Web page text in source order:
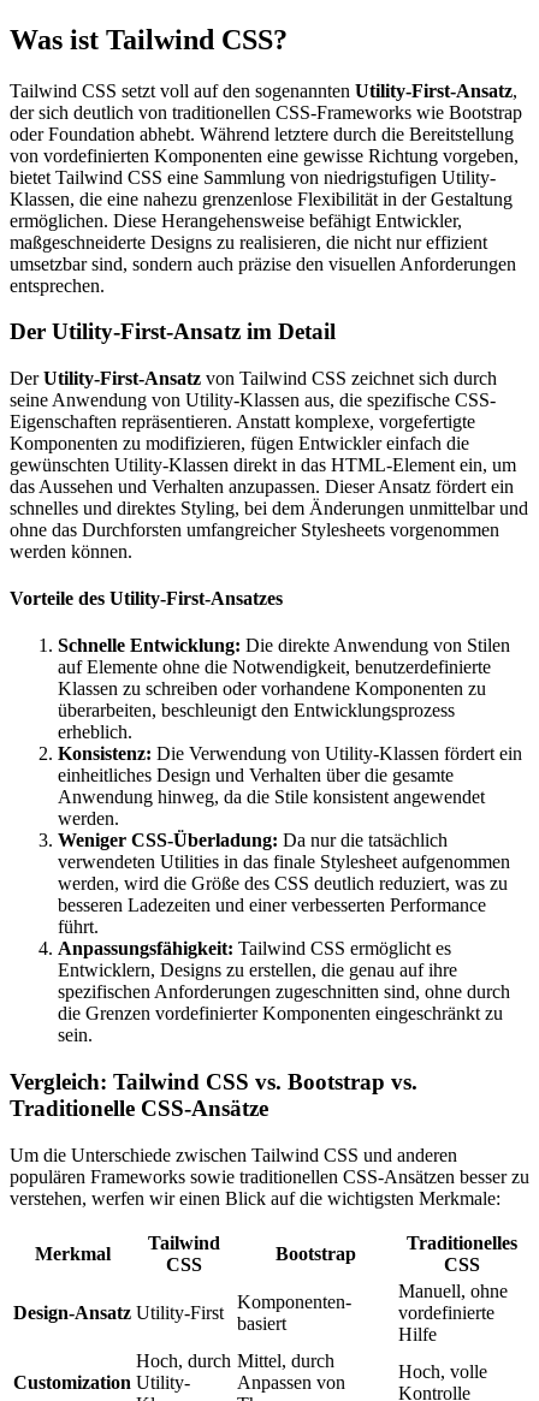
Was ist Tailwind CSS?
Tailwind CSS setzt voll auf den sogenannten Utility-First-Ansatz,
der sich deutlich von traditionellen CSS-Frameworks wie Bootstrap
oder Foundation abhebt. Während letztere durch die Bereitstellung
von vordefinierten Komponenten eine gewisse Richtung vorgeben,
bietet Tailwind CSS eine Sammlung von niedrigstufigen Utility-
Klassen, die eine nahezu grenzenlose Flexibilität in der Gestaltung
ermöglichen. Diese Herangehensweise befähigt Entwickler,
maßgeschneiderte Designs zu realisieren, die nicht nur effizient
umsetzbar sind, sondern auch präzise den visuellen Anforderungen
entsprechen.
Der Utility-First-Ansatz im Detail
DerUtility-First-Ansatz von Tailwind CSS zeichnet sich durch
seine Anwendung von Utility-Klassen aus, die spezifische CSS-
Eigenschaften repräsentieren. Anstatt komplexe, vorgefertigte
Komponenten zu modifizieren, fügen Entwickler einfach die
gewünschten Utility-Klassen direkt in das HTML-Element ein, um
das Aussehen und Verhalten anzupassen. Dieser Ansatz fördert ein
schnelles und direktes Styling, bei dem Änderungen unmittelbar und
ohne das Durchforsten umfangreicher Stylesheets vorgenommen
werden können.
Vorteile des Utility-First-Ansatzes
Schnelle Entwicklung: Die direkte Anwendung von Stilen
auf Elemente ohne die Notwendigkeit, benutzerdefinierte
Klassen zu schreiben oder vorhandene Komponenten zu
überarbeiten, beschleunigt den Entwicklungsprozess
erheblich.
Konsistenz: Die Verwendung von Utility-Klassen fördert ein
einheitliches Design und Verhalten über die gesamte
Anwendung hinweg, da die Stile konsistent angewendet
werden.
Weniger CSS-Überladung: Da nur die tatsächlich
verwendeten Utilities in das finale Stylesheet aufgenommen
werden, wird die Größe des CSS deutlich reduziert, was zu
besseren Ladezeiten und einer verbesserten Performance
führt.
Anpassungsfähigkeit: Tailwind CSS ermöglicht es
Entwicklern, Designs zu erstellen, die genau auf ihre
spezifischen Anforderungen zugeschnitten sind, ohne durch
die Grenzen vordefinierter Komponenten eingeschränkt zu
sein.
Vergleich: Tailwind CSS vs. Bootstrap vs.
Traditionelle CSS-Ansätze
Um die Unterschiede zwischen Tailwind CSS und anderen
populären Frameworks sowie traditionellen CSS-Ansätzen besser zu
verstehen, werfen wir einen Blick auf die wichtigsten Merkmale:
Merkmal
Tailwind
CSS
Bootstrap
Traditionelles
CSS
Design-Ansatz Utility-First
Komponenten-
basiert
Manuell, ohne
vordefinierte
Hilfe
Customization
Hoch, durch
Utility-
Mittel, durch
Anpassen von
Hoch, volle
Kontrolle